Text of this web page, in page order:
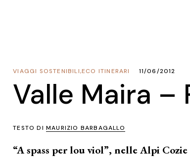
ECO ITINERARI
,
VIAGGI SOSTENIBILI 11/06/2012
Valle Maira –
TESTO DI MAURIZIO BARBAGALLO
“A spass per lou viol”, nelle Alpi Cozie